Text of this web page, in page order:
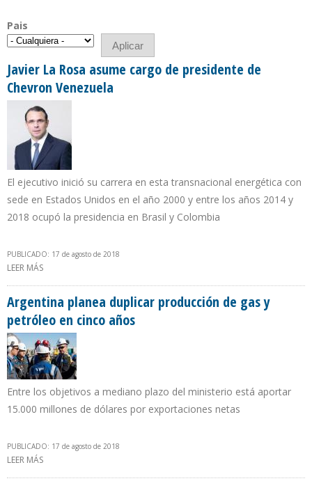
Pais
Javier La Rosa asume cargo de presidente de
Chevron Venezuela
El ejecutivo inició su carrera en esta transnacional energética con
sede en Estados Unidos en el año 2000 y entre los años 2014 y
2018 ocupó la presidencia en Brasil y Colombia
PUBLICADO: 17 de agosto de 2018
LEER MÁS
Argentina planea duplicar producción de gas y
petróleo en cinco años
Entre los objetivos a mediano plazo del ministerio está aportar
15.000 millones de dólares por exportaciones netas
PUBLICADO: 17 de agosto de 2018
LEER MÁS